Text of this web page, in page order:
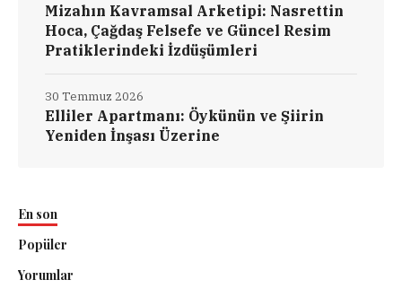
Mizahın Kavramsal Arketipi: Nasrettin
Hoca, Çağdaş Felsefe ve Güncel Resim
Pratiklerindeki İzdüşümleri
Elliler Apartmanı: Öykünün ve Şiirin
Yeniden İnşası Üzerine
30 Temmuz 2026
En son
Popüler
Yorumlar